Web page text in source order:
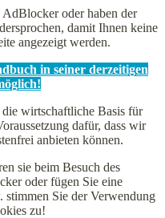
oder haben der
damit Ihnen keine
angezeigt werden.
in seiner derzeitigen
wirtschaftliche Basis für
dafür, dass wir
anbieten können.
sie beim Besuch des
oder fügen Sie eine
stimmen Sie der Verwendung
zu!